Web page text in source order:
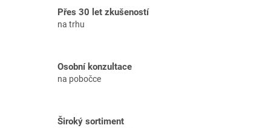
Přes 30 let zkušeností
na trhu
Osobní konzultace
na pobočce
Široký sortiment